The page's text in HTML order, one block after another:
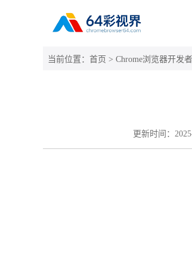
当前位置： 首页 > Chrome浏览器开发
更新时间：